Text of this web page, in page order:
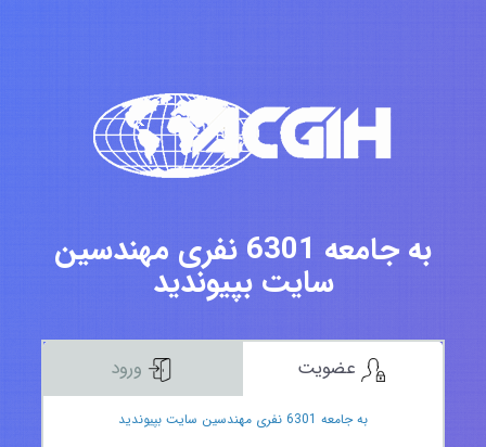
به جامعه 6301 نفری مهندسین
سایت بپیوندید
به جامعه 6301 نفری مهندسین سایت بپیوندید